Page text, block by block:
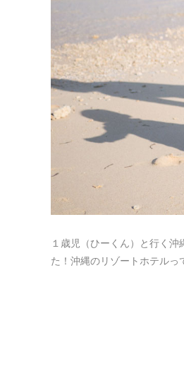
１歳児（ひーくん）と行く
た！沖縄のリゾートホテル